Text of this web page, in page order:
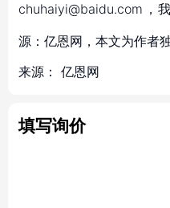
chuhaiyi@baidu.com，
源：亿恩网，本文为作者
来源： 亿恩网
填写询价